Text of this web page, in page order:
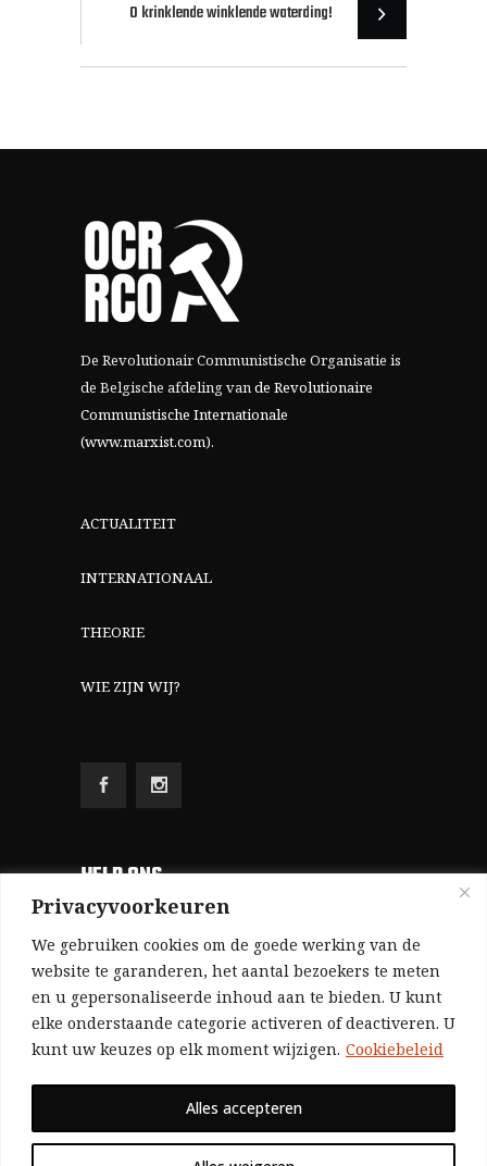
Privacyvoorkeuren
We gebruiken cookies om de goede werking van de
website te garanderen, het aantal bezoekers te meten
en u gepersonaliseerde inhoud aan te bieden. U kunt
elke onderstaande categorie activeren of deactiveren. U
kunt uw keuzes op elk moment wijzigen. Cookiebeleid
Alles accepteren
O krinklende winklende waterding!
De Revolutionair Communistische Organisatie is
de Belgische afdeling vande Revolutionaire
Communistische Internationale
(www.marxist.com).
ACTUALITEIT
INTERNATIONAAL
THEORIE
WIE ZIJN WIJ?
HELP ONS
Aangezien we volledig zelf gefinancierd zijn
(zonder subsidies, zonder commerciële
advertenties en zonder rijke sponsors), zijn we
voor de publicatie van ons tijdschrift uitsluitend
afhankelijk van de financiële steun van onze
Bij voorbaat dank voor uw solidariteit.